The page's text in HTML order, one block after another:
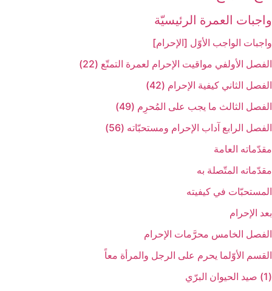
واجبات العمرة الرئيسيّة
واجبات الواجب الأوّل [الإحرام‏]
الفصل الأول‏في مواقيت الإحرام لعمرة التمتّع (22)
الفصل الثاني‏ كيفية الإحرام (42)
الفصل الثالث ‏ما يجب على المُحرِم (49)
الفصل الرابع ‏آداب الإحرام ومستحبّاته (56)
مقدّماته العامة
مقدّماته المتّصلة به‏
المستحبّات في كيفيته‏
بعد الإحرام‏
الفصل الخامس‏ محرَّمات الإحرام‏
القسم الأوّل‏ما يحرم على الرجل والمرأة معاً
(1) صيد الحيوان البرّي‏